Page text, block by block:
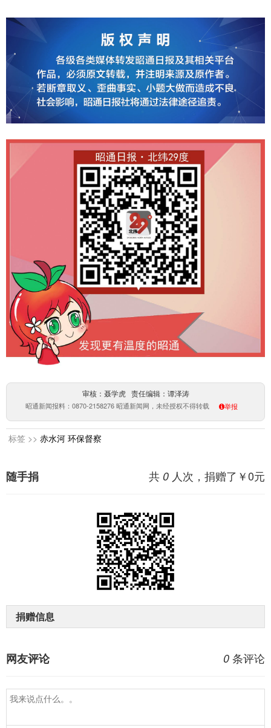
审核：聂学虎 责任编辑：谭泽涛
昭通新闻报料：0870-2158276 昭通新闻网，未经授权不得转载 举报
标签 >> 赤水河 环保督察
共 0 人次，捐赠了￥0元
随手捐
捐赠信息
0 条评论
网友评论